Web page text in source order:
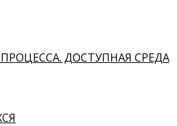
ДОСТУПНАЯ СРЕДА